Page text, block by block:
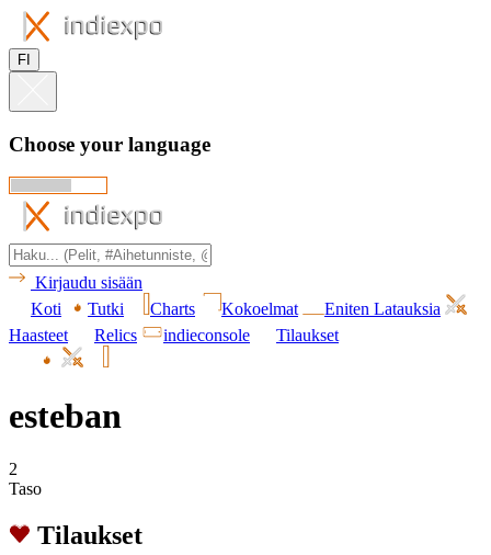
FI
Choose your language
Kirjaudu sisään
Koti
Tutki Charts Kokoelmat
Eniten Latauksia
Haasteet
Relics indieconsole Tilaukset
esteban
2
Taso
Tilaukset